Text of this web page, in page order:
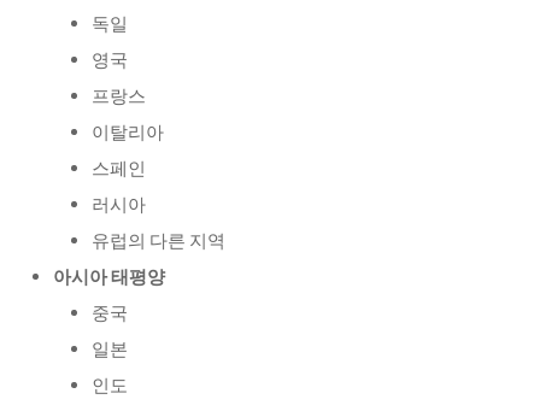
독일
영국
프랑스
이탈리아
스페인
러시아
유럽의 다른 지역
아시아 태평양
중국
일본
인도